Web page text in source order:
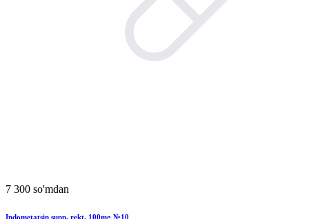
7 300 so'mdan
Indometatsin supp. rekt. 100mg №10